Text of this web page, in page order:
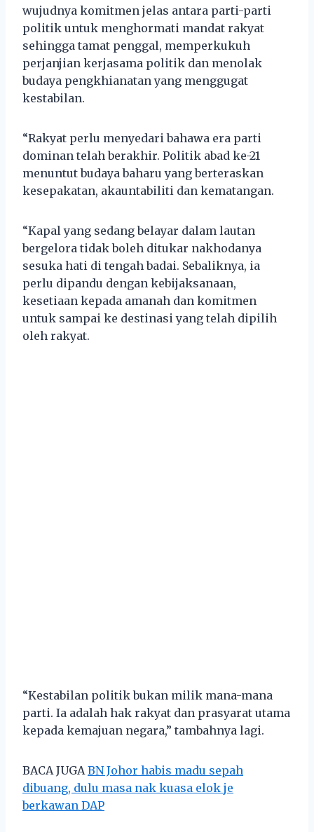
wujudnya komitmen jelas antara parti-parti
politik untuk menghormati mandat rakyat
sehingga tamat penggal, memperkukuh
perjanjian kerjasama politik dan menolak
budaya pengkhianatan yang menggugat
kestabilan.
“Rakyat perlu menyedari bahawa era parti
dominan telah berakhir. Politik abad ke-21
menuntut budaya baharu yang berteraskan
kesepakatan, akauntabiliti dan kematangan.
“Kapal yang sedang belayar dalam lautan
bergelora tidak boleh ditukar nakhodanya
sesuka hati di tengah badai. Sebaliknya, ia
perlu dipandu dengan kebijaksanaan,
kesetiaan kepada amanah dan komitmen
untuk sampai ke destinasi yang telah dipilih
oleh rakyat.
“Kestabilan politik bukan milik mana-mana
parti. Ia adalah hak rakyat dan prasyarat utama
kepada kemajuan negara,” tambahnya lagi.
BACA JUGA BN Johor habis madu sepah
dibuang, dulu masa nak kuasa elok je
berkawan DAP